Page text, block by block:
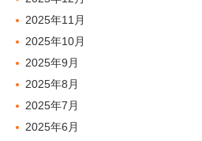
2025年11月
2025年10月
2025年9月
2025年8月
2025年7月
2025年6月